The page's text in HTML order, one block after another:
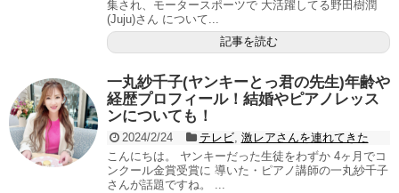
集され、モータースポーツで 大活躍してる野田樹潤
(Juju)さん について...
記事を読む
一丸紗千子(ヤンキーとっ君の先生)年齢や
経歴プロフィール！結婚やピアノレッス
ンについても！
2024/2/24 テレビ, 激レアさんを連れてきた
こんにちは。 ヤンキーだった生徒をわずか 4ヶ月でコ
ンクール金賞受賞に 導いた・ピアノ講師の一丸紗千子
さんが話題ですね。 ...